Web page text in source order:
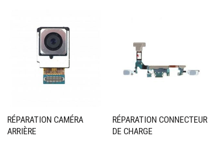
RÉPARATION CAMÉRA
ARRIÈRE
RÉPARATION CONNECTEUR
DE CHARGE